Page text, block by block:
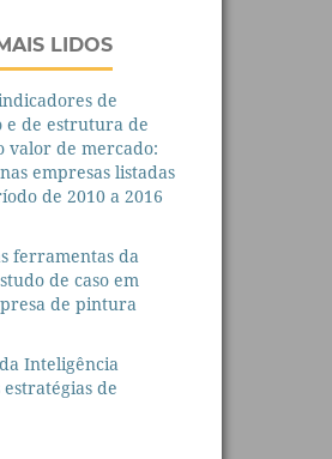
LIDOS
de
e de estrutura de
valor de mercado:
empresas listadas
de 2010 a 2016
ferramentas da
de caso em
de pintura
Inteligência
de